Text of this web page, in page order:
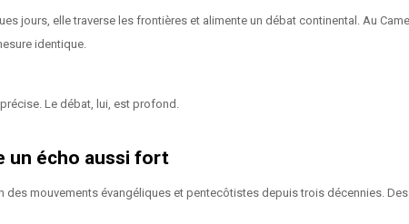
jours, elle traverse les frontières et alimente un débat continental. Au
identique.
Le débat, lui, est profond.
un écho aussi fort
des mouvements évangéliques et pentecôtistes depuis trois décennies.